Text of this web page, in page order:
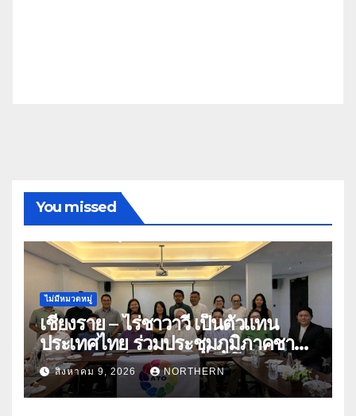
You missed
ไม่มีหมวดหมู่
เชียงราย – ไร่ชาวาวี เป็นตัวแทน
ประเทศไทย ร่วมประชุมภูมิภาคชา
อาเซียน ATO 2026 ที่อินโดนีเซีย
หารืออนาคตอุตสาหกรรมชา
ท่ามกลางความท้าทายโลก
สิงหาคม 9, 2026 NORTHERN